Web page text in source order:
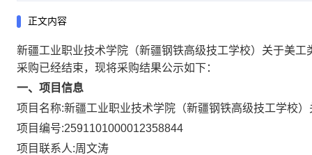
正文内容
新疆工业职业技术学院（新疆钢铁高级技工学校）关于美工
采购已经结束，现将采购结果公示如下：
一、项目信息
项目名称:新疆工业职业技术学院（新疆钢铁高级技工学校
项目编号:2591101000012358844
项目联系人:周文涛